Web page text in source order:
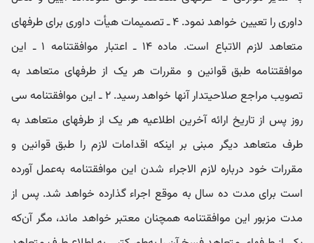
داوری را تعیین خواهد نمود. ۴ ـ تصمیمات هیأت داوری برای طرفهای
متعاهد لازم الاتباع است. ماده ۱۴ ـ اعتبار موافقتنامه ۱ ـ این
موافقتنامه طبق قوانین و مقررات هر یک از طرفهای متعاهد به
تصویب مراجع صلاحیتدار آنها خواهد رسید. ۲ ـ این موافقتنامه سی
روز پس از تاریخ ارائه آخرین اطلاعیه هر یک از طرفهای متعاهد به
طرف متعاهد دیگر مبنی بر اینکه اقدامات لازم را طبق قوانین و
مقررات خود درباره لازم الاجراء شدن این موافقتنامه به‌عمل آورده
است برای مدت ده سال به موقع اجراء گذارده خواهد شد. پس از
مدت مزبور این موافقتنامه همچنان معتبر خواهد ماند، مگر آن‌که